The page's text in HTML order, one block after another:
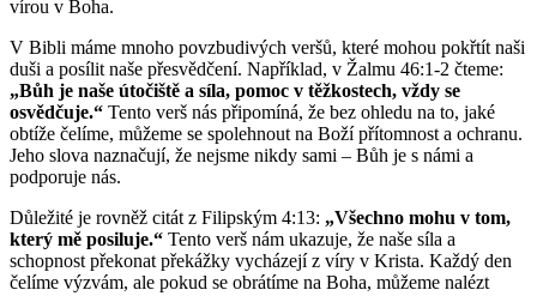
vírou v Boha.
V Bibli máme mnoho povzbudivých veršů, které mohou pokřtít naši
duši a posílit naše přesvědčení. Například, v Žalmu 46:1-2 čteme:
„Bůh je naše útočiště a síla, pomoc v těžkostech, vždy se
osvědčuje.“ Tento verš nás připomíná, že bez ohledu na to, jaké
obtíže čelíme, můžeme se spolehnout na Boží přítomnost a ochranu.
Jeho slova naznačují, že nejsme nikdy sami – Bůh je s námi a
podporuje nás.
Důležité je rovněž citát z Filipským 4:13: „Všechno mohu v tom,
který mě posiluje.“ Tento verš nám ukazuje, že naše síla a
schopnost překonat překážky vycházejí z víry v Krista. Každý den
čelíme výzvám, ale pokud se obrátíme na Boha, můžeme nalézt